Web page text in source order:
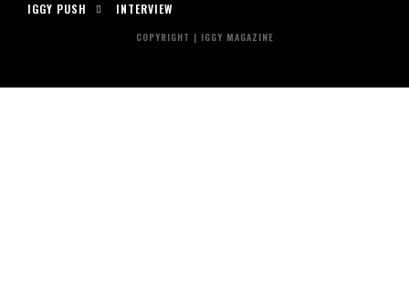
IGGY PUSH
INTERVIEW
COPYRIGHT | IGGY MAGAZINE